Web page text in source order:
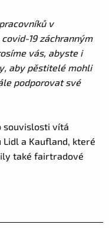
v
19 záchranným
vás, abyste i
aby pěstitelé mohli
podporovat své
souvislosti vítá
a Kaufland, které
také fairtradové